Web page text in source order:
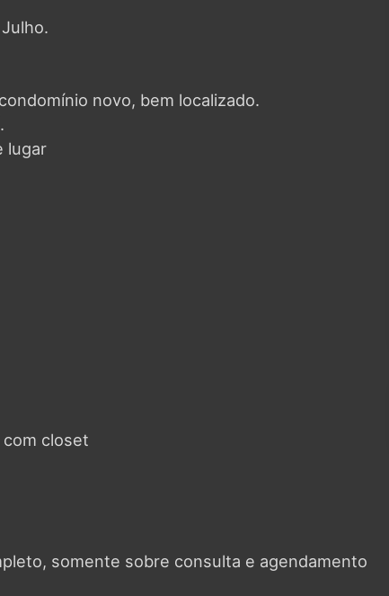
novo, bem localizado.
lugar
closet
somente sobre consulta e agendamento